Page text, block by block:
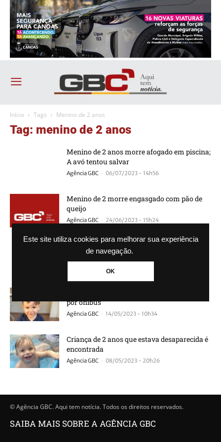
Este site utiliza cookies para melhorar sua experiência
de navegação.
OK
Início Tags Menino de 2 anos
Tag: menino de 2 anos
Menino de 2 anos morre afogado em piscina;
A avó tentou salvar
Agência GBC - 06/07/2023 - 14h56
Menino de 2 morre engasgado com pão de
queijo
Agência GBC - 24/06/2023 - 15h24
Menino de 2 anos é preso em “jaula” por
professora
por ônibus
Agência GBC - 14/05/2023 - 10h34
Criança de 2 anos que estava desaparecida é
encontrada
Agência GBC - 08/05/2023 - 20h26
© Agência GBC. Aqui tem notícia. Todos os direitos reservados.
SAIBA MAIS SOBRE A AGÊNCIA GBC